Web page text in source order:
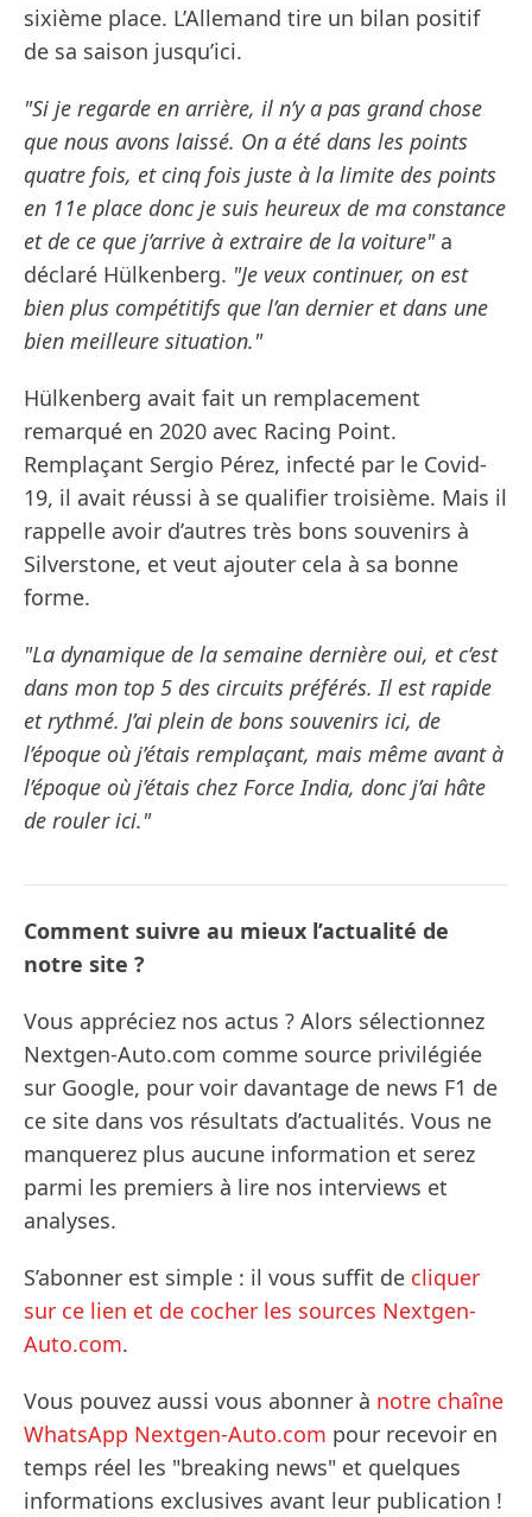
sixième place. L’Allemand tire un bilan positif
de sa saison jusqu’ici.
"Si je regarde en arrière, il n’y a pas grand chose
que nous avons laissé. On a été dans les points
quatre fois, et cinq fois juste à la limite des points
en 11e place donc je suis heureux de ma constance
et de ce que j’arrive à extraire de la voiture"a
déclaré Hülkenberg. "Je veux continuer, on est
bien plus compétitifs que l’an dernier et dans une
bien meilleure situation."
Hülkenberg avait fait un remplacement
remarqué en 2020 avec Racing Point.
Remplaçant Sergio Pérez, infecté par le Covid-
19, il avait réussi à se qualifier troisième. Mais il
rappelle avoir d’autres très bons souvenirs à
Silverstone, et veut ajouter cela à sa bonne
forme.
"La dynamique de la semaine dernière oui, et c’est
dans mon top 5 des circuits préférés. Il est rapide
et rythmé. J’ai plein de bons souvenirs ici, de
l’époque où j’étais remplaçant, mais même avant à
l’époque où j’étais chez Force India, donc j’ai hâte
de rouler ici."
Comment suivre au mieux l’actualité de
notre site ?
Vous appréciez nos actus ? Alors sélectionnez
Nextgen-Auto.com comme source privilégiée
sur Google, pour voir davantage de news F1 de
ce site dans vos résultats d’actualités. Vous ne
manquerez plus aucune information et serez
parmi les premiers à lire nos interviews et
analyses.
S’abonner est simple : il vous suffit de cliquer
sur ce lien et de cocher les sources Nextgen-
Auto.com.
Vous pouvez aussi vous abonner à notre chaîne
WhatsApp Nextgen-Auto.com pour recevoir en
temps réel les "breaking news" et quelques
informations exclusives avant leur publication !